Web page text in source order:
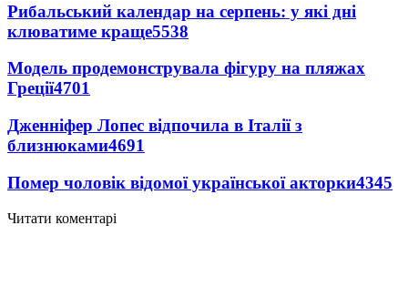
Рибальський календар на серпень: у які дні
клюватиме краще5538
Модель продемонструвала фігуру на пляжах
Греції4701
Дженніфер Лопес відпочила в Італії з
близнюками4691
Помер чоловік відомої української акторки4345
Читати коментарі